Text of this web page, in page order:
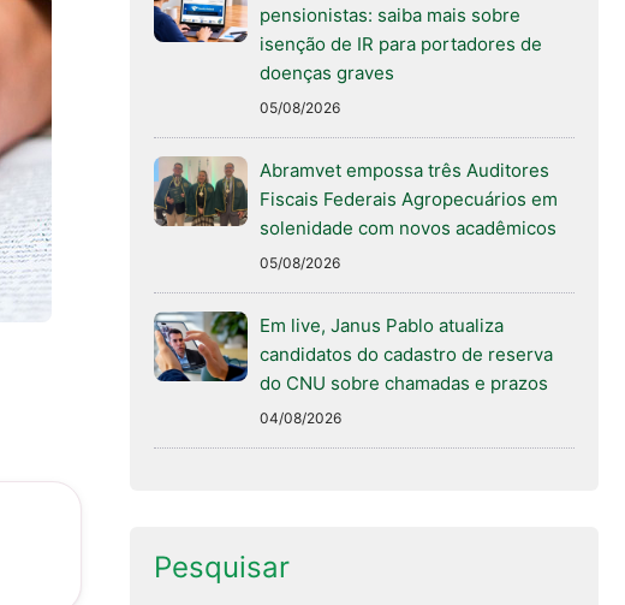
pensionistas: saiba mais sobre
isenção de IR para portadores de
doenças graves
05/08/2026
Abramvet empossa três Auditores
Fiscais Federais Agropecuários em
solenidade com novos acadêmicos
05/08/2026
Em live, Janus Pablo atualiza
candidatos do cadastro de reserva
do CNU sobre chamadas e prazos
04/08/2026
Pesquisar